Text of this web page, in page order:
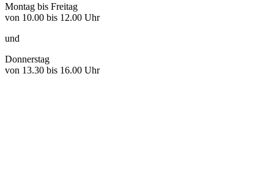
Montag bis Freitag
von 10.00 bis 12.00 Uhr
und
Donnerstag
von 13.30 bis 16.00 Uhr